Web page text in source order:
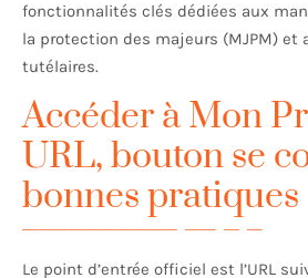
fonctionnalités clés dédiées aux
la protection des majeurs (MJPM) et
tutélaires.
Accéder à Mon
URL, bouton se
bonnes pratiques
Le point d’entrée officiel est l’URL